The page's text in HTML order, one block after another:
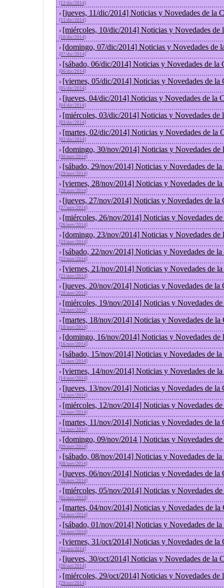
[12/dic/2014]
› [jueves, 11/dic/2014] Noticias y Novedades de la
[11/dic/2014]
› [miércoles, 10/dic/2014] Noticias y Novedades de
[10/dic/2014]
› [domingo, 07/dic/2014] Noticias y Novedades de
[07/dic/2014]
› [sábado, 06/dic/2014] Noticias y Novedades de la
[06/dic/2014]
› [viernes, 05/dic/2014] Noticias y Novedades de la
[05/dic/2014]
› [jueves, 04/dic/2014] Noticias y Novedades de la
[04/dic/2014]
› [miércoles, 03/dic/2014] Noticias y Novedades de
[03/dic/2014]
› [martes, 02/dic/2014] Noticias y Novedades de la
[02/dic/2014]
› [domingo, 30/nov/2014] Noticias y Novedades de
[30/nov/2014]
› [sábado, 29/nov/2014] Noticias y Novedades de
[29/nov/2014]
› [viernes, 28/nov/2014] Noticias y Novedades de
[28/nov/2014]
› [jueves, 27/nov/2014] Noticias y Novedades de la
[27/nov/2014]
› [miércoles, 26/nov/2014] Noticias y Novedades
[26/nov/2014]
› [domingo, 23/nov/2014] Noticias y Novedades de
[23/nov/2014]
› [sábado, 22/nov/2014] Noticias y Novedades de
[22/nov/2014]
› [viernes, 21/nov/2014] Noticias y Novedades de
[21/nov/2014]
› [jueves, 20/nov/2014] Noticias y Novedades de la
[20/nov/2014]
› [miércoles, 19/nov/2014] Noticias y Novedades
[19/nov/2014]
› [martes, 18/nov/2014] Noticias y Novedades de la
[18/nov/2014]
› [domingo, 16/nov/2014] Noticias y Novedades de
[16/nov/2014]
› [sábado, 15/nov/2014] Noticias y Novedades de
[15/nov/2014]
› [viernes, 14/nov/2014] Noticias y Novedades de
[14/nov/2014]
› [jueves, 13/nov/2014] Noticias y Novedades de la
[13/nov/2014]
› [miércoles, 12/nov/2014] Noticias y Novedades
[12/nov/2014]
› [martes, 11/nov/2014] Noticias y Novedades de la
[11/nov/2014]
› [domingo, 09/nov/2014 ] Noticias y Novedades
[09/nov/2014]
› [sábado, 08/nov/2014] Noticias y Novedades de
[08/nov/2014]
› [jueves, 06/nov/2014] Noticias y Novedades de la
[06/nov/2014]
› [miércoles, 05/nov/2014] Noticias y Novedades
[05/nov/2014]
› [martes, 04/nov/2014] Noticias y Novedades de la
[04/nov/2014]
› [sábado, 01/nov/2014] Noticias y Novedades de
[01/nov/2014]
› [viernes, 31/oct/2014] Noticias y Novedades de la
[31/oct/2014]
› [jueves, 30/oct/2014] Noticias y Novedades de la
[30/oct/2014]
› [miércoles, 29/oct/2014] Noticias y Novedades de
[29/oct/2014]